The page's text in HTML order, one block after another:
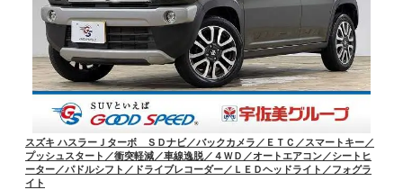
スズキ ハスラーＪターボ ＳＤナビ／バックカメラ／ＥＴＣ／スマートキー／
プッシュスタート／衝突軽減／車線逸脱／４ＷＤ／オートエアコン／シートヒ
ーター／パドルシフト／ドライブレコーダー／ＬＥＤヘッドライト／フォグラ
イト